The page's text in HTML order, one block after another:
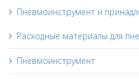
Пневмоинструмент и
Расходные материалы для
Пневмоинструмент